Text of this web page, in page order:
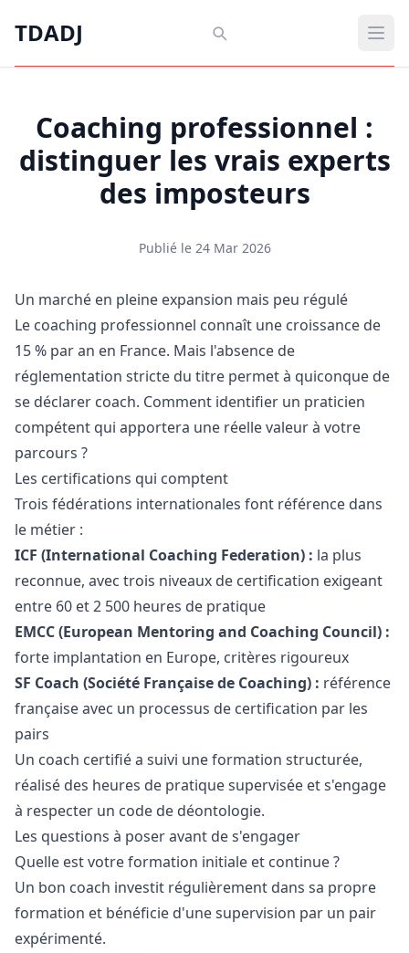
TDADJ
TDADJ
Coaching professionnel :
distinguer les vrais experts
des imposteurs
Publié le 24 Mar 2026
Un marché en pleine expansion mais peu régulé
Le coaching professionnel connaît une croissance de
15 % par an en France. Mais l'absence de
réglementation stricte du titre permet à quiconque de
se déclarer coach. Comment identifier un praticien
compétent qui apportera une réelle valeur à votre
parcours ?
Les certifications qui comptent
Trois fédérations internationales font référence dans
le métier :
ICF (International Coaching Federation) : la plus
reconnue, avec trois niveaux de certification exigeant
entre 60 et 2 500 heures de pratique
EMCC (European Mentoring and Coaching Council) :
forte implantation en Europe, critères rigoureux
SF Coach (Société Française de Coaching) : référence
française avec un processus de certification par les
pairs
Un coach certifié a suivi une formation structurée,
réalisé des heures de pratique supervisée et s'engage
à respecter un code de déontologie.
Les questions à poser avant de s'engager
Quelle est votre formation initiale et continue ?
Un bon coach investit régulièrement dans sa propre
formation et bénéficie d'une supervision par un pair
expérimenté.